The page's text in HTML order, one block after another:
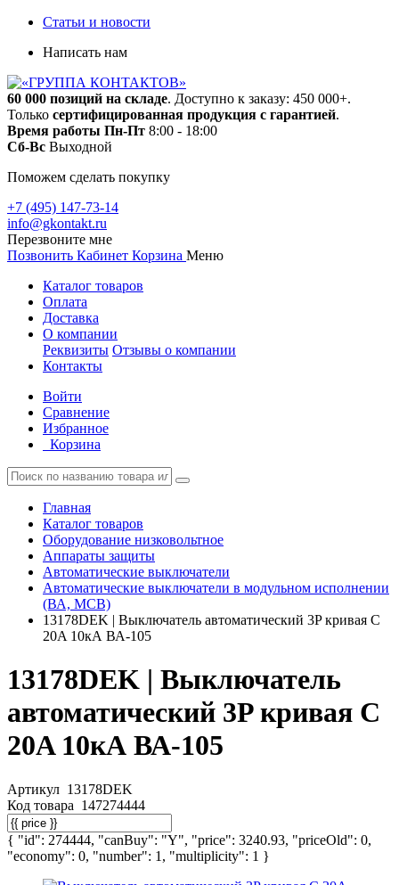
Статьи и новости
Написать нам
60 000 позиций на складе. Доступно к заказу: 450 000+.
Только сертифицированная продукция с гарантией.
Время работы Пн-Пт 8:00 - 18:00
Сб-Вс Выходной
Поможем сделать покупку
+7 (495) 147-73-14
info@gkontakt.ru
Перезвоните мне
Позвонить Кабинет Корзина Меню
Каталог товаров
Оплата
Доставка
О компании
Реквизиты Отзывы о компании
Контакты
Войти
Сравнение
Избранное
Корзина
Главная
Каталог товаров
Оборудование низковольтное
Аппараты защиты
Автоматические выключатели
Автоматические выключатели в модульном исполнении
(ВА, MCB)
13178DEK | Выключатель автоматический 3P кривая C
20A 10кА ВА-105
13178DEK | Выключатель
автоматический 3P кривая C
20A 10кА ВА-105
Артикул 13178DEK
Код товара 147274444
{ "id": 274444, "canBuy": "Y", "price": 3240.93, "priceOld": 0,
"economy": 0, "number": 1, "multiplicity": 1 }